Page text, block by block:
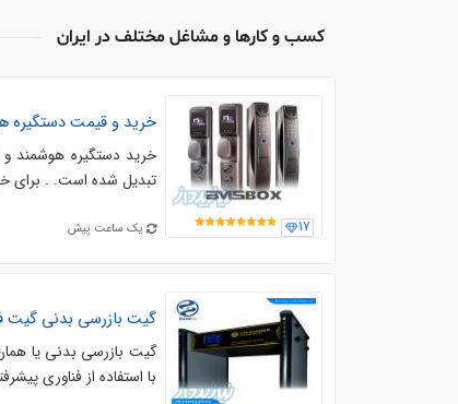
کسب و کارها و مشاغل مختلف در ایران
17
خرید و قیمت دستگیره
خرید دستگیره هوشمند و
تبدیل شده است. . برای
یک ساعت پیش
گیت بازرسی بدنی گیت
گیت بازرسی بدنی یا
با استفاده از فناوری